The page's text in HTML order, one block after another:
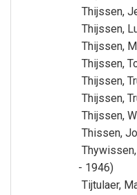
Thijssen,
Thijssen,
Thijssen,
Thijssen,
Thijssen,
Thijssen,
Thijssen,
Thissen,
- 1946)
Tijtulaer,